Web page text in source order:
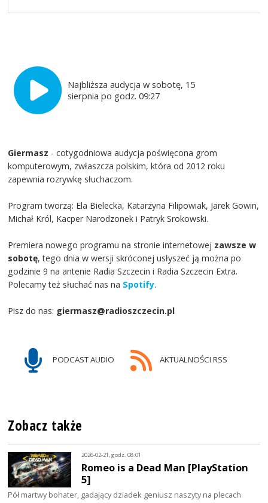
Najbliższa audycja w sobotę, 15
sierpnia po godz. 09:27
Giermasz - cotygodniowa audycja poświęcona grom
komputerowym, zwłaszcza polskim, która od 2012 roku
zapewnia rozrywkę słuchaczom.
Program tworzą: Ela Bielecka, Katarzyna Filipowiak, Jarek Gowin,
Michał Król, Kacper Narodzonek i Patryk Srokowski.
Premiera nowego programu na stronie internetowej zawsze w
sobotę, tego dnia w wersji skróconej usłyszeć ją można po
godzinie 9 na antenie Radia Szczecin i Radia Szczecin Extra.
Polecamy też słuchać nas na Spotify.
Pisz do nas: giermasz@radioszczecin.pl
PODCAST AUDIO AKTUALNOŚCI RSS
Zobacz także
2026-02-21, godz. 08:01
Romeo is a Dead Man [PlayStation
5]
Pół martwy bohater, gadający dziadek geniusz naszyty na plecach